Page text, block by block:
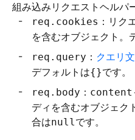
組み込みリクエストヘルパ
req.cookies ：リク
を含むオブジェクト。
req.query ： クエリ
デフォルトは{}です。
req.body ：
ディを含むオブジェク
合はnullです。